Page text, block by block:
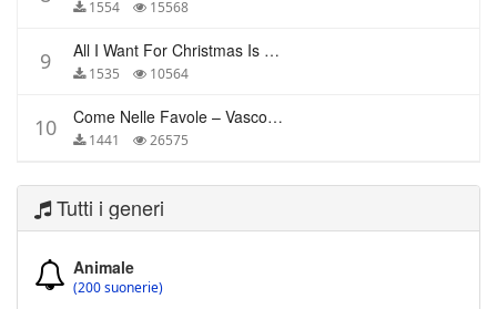
1554 15568
9 All I Want For Christmas Is You – Mariah Carey
1535 10564
10 Come Nelle Favole – Vasco Rossi
1441 26575
Tutti i generi
Animale
(200 suonerie)